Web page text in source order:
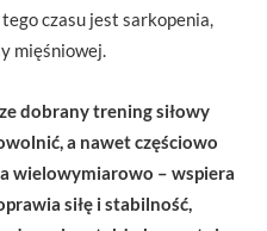
czasu jest sarkopenia,
mięśniowej.
dobrany trening siłowy
a nawet częściowo
wielowymiarowo – wspiera
siłę i stabilność,